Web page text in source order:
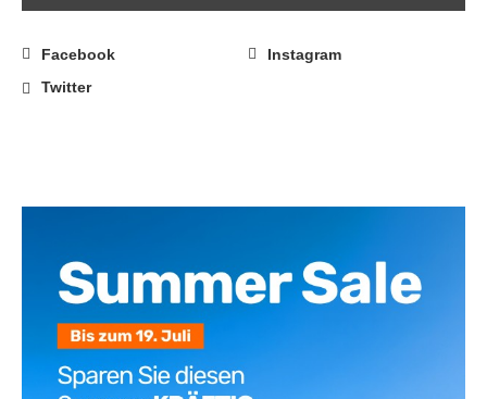
Facebook
Instagram
Twitter